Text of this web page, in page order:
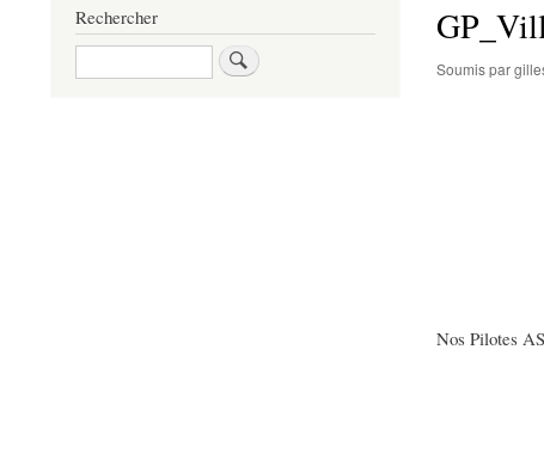
Soumis par
Nos Pilotes
Rechercher
Rechercher